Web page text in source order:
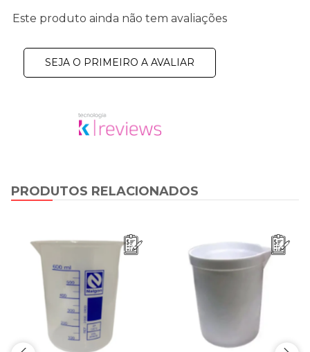
Este produto ainda não tem avaliações
SEJA O PRIMEIRO A AVALIAR
PRODUTOS RELACIONADOS